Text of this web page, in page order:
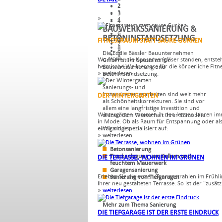
»
FITNESSRAUM STATT SAURE GURKEN
Wo früher die Konservengläser standen,
heimische Wellnesoase für die körperliche
» weiterlesen
DER WINTERGARTEN
Wintergärten kommen in den letzten Jahren
in Mode. Ob als Raum für Entspannung oder als
einzigartigen...
» weiterlesen
DIE TERRASSE, WOHNEN IM GRÜNEN
Erleben Sie die ersten Sonnenstrahlen im
Ihrer neu gestalteten Terrasse. So ist der
» weiterlesen
DIE TIEFGARAGE IST DER ERSTE EINDRUCK
2
3
4
5
6
7
8
9
2
3
4
5
6
7
8
9
BAUWERKSSANIERUNG &
BETONINSTANDSETZUNG
Die Eddie Bässler Bauunternehmen
GmbH ist Ihr Spezialist für
Bauwerkssanierung und
Betoninstandsetzung.
Sanierungs- und
Instandsetzungsarbeiten sind weit mehr
als Schönheitskorrekturen. Sie sind vor
allem eine langfristige Investition und
dienen dem Werterhalt Ihrer Immobilie.
Wir sind spezialisiert auf:
Betonsanierung
Trockenlegung von Kellern und
feuchtem Mauerwerk
Garagensanierung
Sanierung von Tiefgaragen
Mehr zum Thema Sanierung